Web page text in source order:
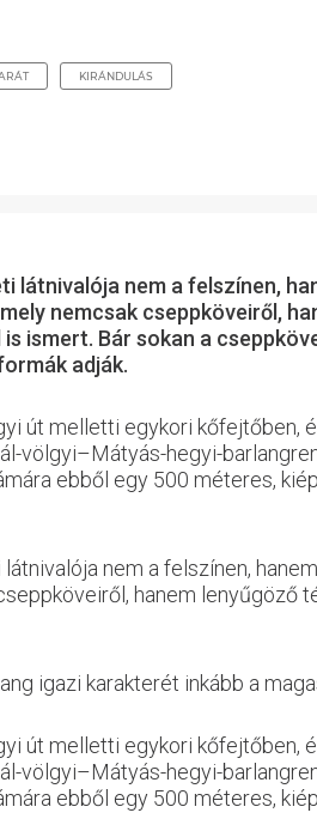
KIRÁNDULÁS
látnivalója nem a felszínen,
nemcsak cseppköveiről,
ismert. Bár sokan a
adják.
út melletti egykori kőfejtőben,
völgyi–Mátyás-hegyi-
ebből egy 500 méteres,
nem a felszínen,
hanem
igazi karakterét inkább a
út melletti egykori kőfejtőben,
völgyi–Mátyás-hegyi-
ebből egy 500 méteres,